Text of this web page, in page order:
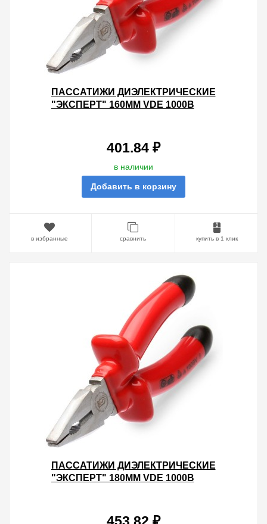
ПАССАТИЖИ ДИЭЛЕКТРИЧЕСКИЕ
"ЭКСПЕРТ" 160ММ VDE 1000В
401.84 ₽
в наличии
Добавить в корзину
в избранные сравнить купить в 1 клик
ПАССАТИЖИ ДИЭЛЕКТРИЧЕСКИЕ
"ЭКСПЕРТ" 180ММ VDE 1000В